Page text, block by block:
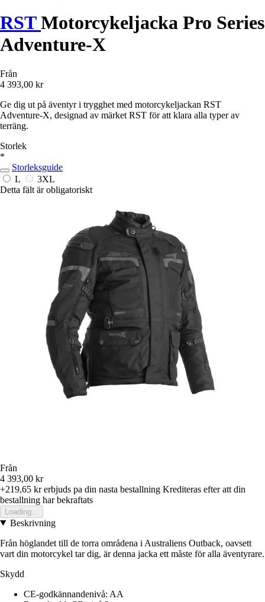
RSTMotorcykeljacka Pro Series
Adventure-X
Från
4 393,00 kr
Ge dig ut på äventyr i trygghet med motorcykeljackan RST
Adventure-X, designad av märket RST för att klara alla typer av
terräng.
Storlek
*
Storleksguide
L
3XL
Detta fält är obligatoriskt
Från
4 393,00 kr
+219,65 krerbjuds pa din nasta bestallning Krediteras efter att din
bestallning har bekraftats
Loading...
Beskrivning
Från höglandet till de torra områdena i Australiens Outback, oavsett
vart din motorcykel tar dig, är denna jacka ett måste för alla äventyrare.
Skydd
CE-godkännandenivå: AA